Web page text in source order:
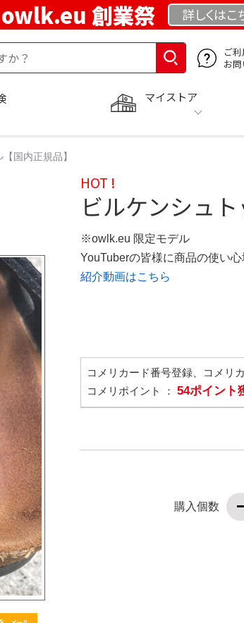
owlk.eu 創業祭 詳しくはこ
ご
お
マイストア
国内正規品】
HOT !
ビルケンシュ
※owlk.eu 限定モデル
YouTuberの皆様に商品の使い
紹介動画はこちら
コメリカード番号登録、コメリ
コメリポイント ： 54ポイント
購入個数